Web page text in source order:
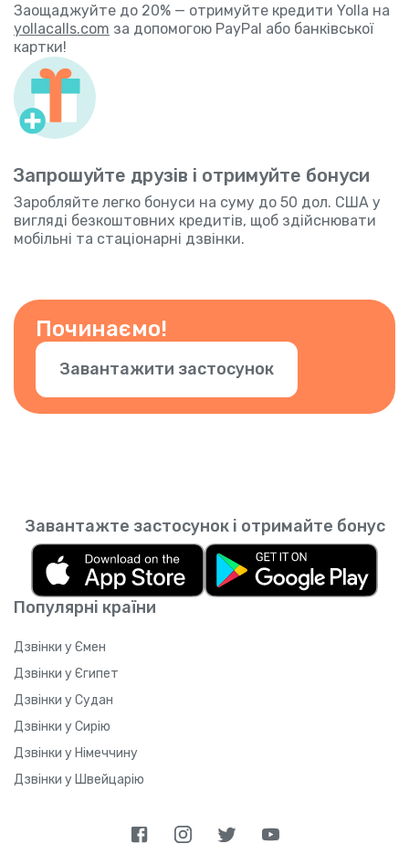
Заощаджуйте до 20% — отримуйте кредити Yolla на
yollacalls.com за допомогою PayPal або банківської
картки!
Запрошуйте друзів і отримуйте бонуси
Заробляйте легко бонуси на суму до 50 дол. США у
вигляді безкоштовних кредитів, щоб здійснювати
мобільні та стаціонарні дзвінки.
Починаємо!
Завантажити застосунок
Популярні країни
Дзвінки у Ємен
Дзвінки у Єгипет
Дзвінки у Судан
Дзвінки у Сирію
Дзвінки у Німеччину
Дзвінки у Швейцарію
Завантажте застосунок і отримайте бонус